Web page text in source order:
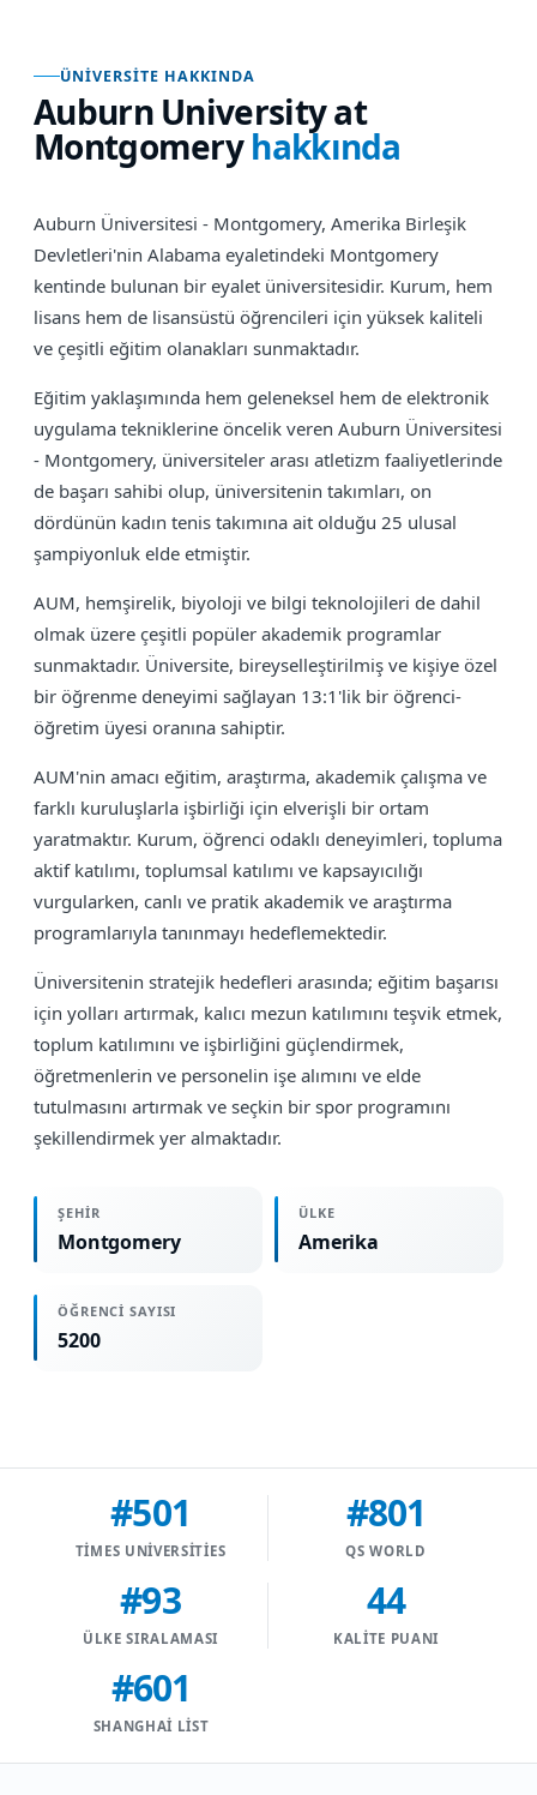
ÜNIVERSITE HAKKINDA
Auburn University at
Montgomery hakkında
Auburn Üniversitesi - Montgomery, Amerika Birleşik
Devletleri'nin Alabama eyaletindeki Montgomery
kentinde bulunan bir eyalet üniversitesidir. Kurum, hem
lisans hem de lisansüstü öğrencileri için yüksek kaliteli
ve çeşitli eğitim olanakları sunmaktadır.
Eğitim yaklaşımında hem geleneksel hem de elektronik
uygulama tekniklerine öncelik veren Auburn Üniversitesi
- Montgomery, üniversiteler arası atletizm faaliyetlerinde
de başarı sahibi olup, üniversitenin takımları, on
dördünün kadın tenis takımına ait olduğu 25 ulusal
şampiyonluk elde etmiştir.
AUM, hemşirelik, biyoloji ve bilgi teknolojileri de dahil
olmak üzere çeşitli popüler akademik programlar
sunmaktadır. Üniversite, bireyselleştirilmiş ve kişiye özel
bir öğrenme deneyimi sağlayan 13:1'lik bir öğrenci-
öğretim üyesi oranına sahiptir.
AUM'nin amacı eğitim, araştırma, akademik çalışma ve
farklı kuruluşlarla işbirliği için elverişli bir ortam
yaratmaktır. Kurum, öğrenci odaklı deneyimleri, topluma
aktif katılımı, toplumsal katılımı ve kapsayıcılığı
vurgularken, canlı ve pratik akademik ve araştırma
programlarıyla tanınmayı hedeflemektedir.
Üniversitenin stratejik hedefleri arasında; eğitim başarısı
için yolları artırmak, kalıcı mezun katılımını teşvik etmek,
toplum katılımını ve işbirliğini güçlendirmek,
öğretmenlerin ve personelin işe alımını ve elde
tutulmasını artırmak ve seçkin bir spor programını
şekillendirmek yer almaktadır.
ŞEHIR
Montgomery
ÜLKE
Amerika
ÖĞRENCI SAYISI
5200
#501
TIMES UNIVERSITIES
#801
QS WORLD
#93
ÜLKE SIRALAMASI
44
KALITE PUANI
#601
SHANGHAI LIST